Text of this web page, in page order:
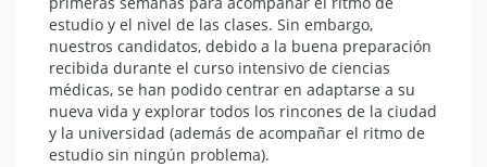
estudio y el nivel de las clases. Sin embargo,
nuestros candidatos, debido a la buena preparación
recibida durante el curso intensivo de ciencias
médicas, se han podido centrar en adaptarse a su
nueva vida y explorar todos los rincones de la ciudad
y la universidad (además de acompañar el ritmo de
estudio sin ningún problema).